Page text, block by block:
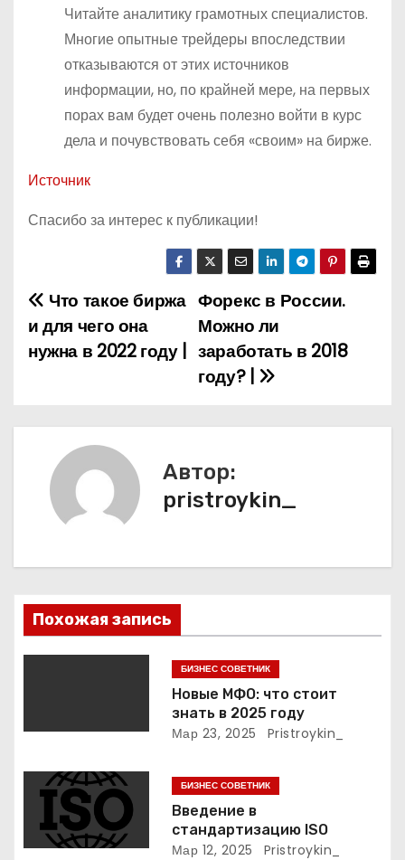
Читайте аналитику грамотных специалистов.
Многие опытные трейдеры впоследствии
отказываются от этих источников
информации, но, по крайней мере, на первых
порах вам будет очень полезно войти в курс
дела и почувствовать себя «своим» на бирже.
Источник
Спасибо за интерес к публикации!
Н
а
и
и
я
п
з
а
п
и
Форекс в России.
Можно ли
заработать в 2018
году? |
Что такое биржа
и для чего она
нужна в 2022 году |
Автор:
pristroykin_
Похожая запись
БИЗНЕС СОВЕТНИК
Новые МФО: что стоит
знать в 2025 году
Мар 23, 2025 Pristroykin_
БИЗНЕС СОВЕТНИК
Введение в
стандартизацию ISO
Мар 12, 2025 Pristroykin_